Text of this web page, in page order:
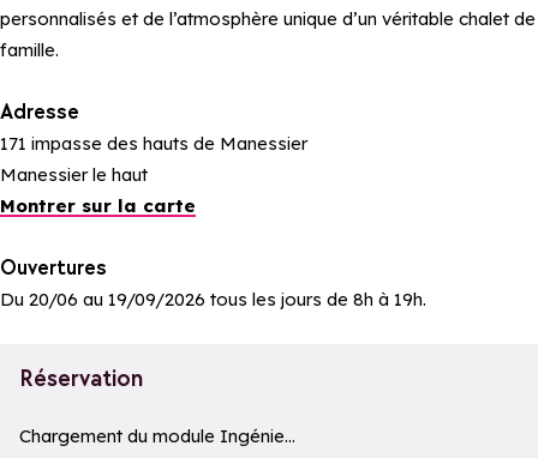
personnalisés et de l’atmosphère unique d’un véritable chalet de
famille.
Adresse
171 impasse des hauts de Manessier
Manessier le haut
Montrer sur la carte
Ouvertures
Du 20/06 au 19/09/2026 tous les jours de 8h à 19h.
Réservation
Le moteur de recherche ci-dessous est fourni par un
Chargement du module Ingénie...